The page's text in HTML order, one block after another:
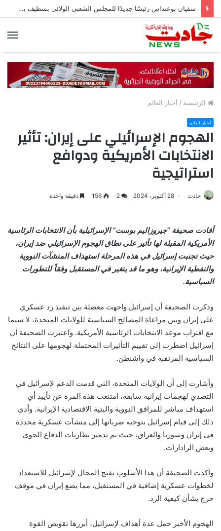
سفيان بوعنداس رئيسًا جديدًا للمجلس الشعبي الولائي بسطيف بالأغلبية
الرئيسية / أخبار العالم
أخبار العالم
الهجوم الإسرائيلي على إيران: تأثير
الانتخابات الأمريكية ودوافع
استراتيجية
جادت 28 أكتوبر، 2024 2
156 دقيقة واحدة
أفادت صحيفة “جيروزاليم بوست” الإسرائيلية بأن الانتخابات الرئاسية
الأمريكية المقبلة لها تأثير على نطاق الهجوم الإسرائيلي ضد إيران،
حيث تجنبت إسرائيل في هذه المرحلة استهداف المنشآت النووية
والنفطية الإيرانية، وهو ما قد يتغير في المستقبل وفقاً للتطورات
السياسية.
وذكرت الصحيفة أن إسرائيل واجهت معضلة بين تنفيذ رد عسكري
على إيران وبين مراعاة المصالح السياسية للولايات المتحدة، لا سيما
مع اقتراب موعد الانتخابات الرئاسية الأمريكية. واعتبرت الصحيفة أن
إسرائيل اضطرت إلى تقييم التأثيرات المحتملة لهجومها على النتائج
السياسية المرتقبة في واشنطن.
وأشارت إلى أن الولايات المتحدة، التي قدمت الدعم لإسرائيل في
التصدي لهجمات إيرانية سابقة، امتنعت هذه المرة عن تأييد أي
استهداف مباشر للمرافق النووية والبنية الاقتصادية الإيرانية. وأدى
ذلك إلى قيام إسرائيل بتوجيه ضرباتها إلى منشآت عسكرية محددة
في إيران وسوريا والعراق، حيث تم تدمير بطاريات الدفاع الجوي
وبعض الرادارات.
وأكدت الصحيفة أن هذا الأسلوب يفتح المجال لإسرائيل للاستعداد
لخطوات عسكرية إضافية في المستقبل، مما يضع إيران في موقف
حرج بشأن كيفية الرد.
الهجوم الأخير حمل عدة أهداف لإسرائيل، أبرزها تقويض القوة